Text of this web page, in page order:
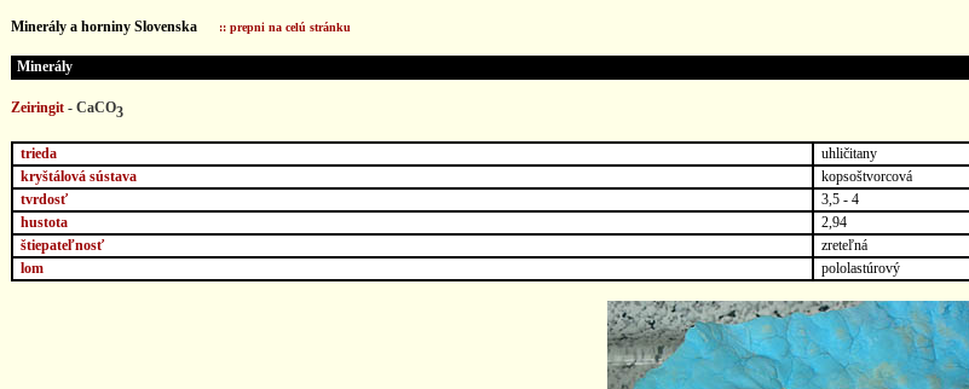
Minerály a horniny Slovenska
:: prepni na celú stránku
Minerály
Zeiringit - CaCO3
trieda
uhličitany
kryštálová sústava
kopsoštvorcová
tvrdosť
3,5 - 4
hustota
2,94
štiepateľnosť
zreteľná
lom
pololastúrový